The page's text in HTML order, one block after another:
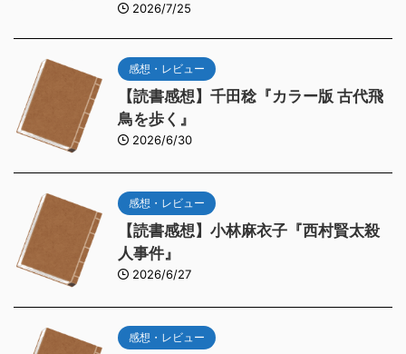
2026/7/25
感想・レビュー
【読書感想】千田稔『カラー版 古代飛
鳥を歩く』
2026/6/30
感想・レビュー
【読書感想】小林麻衣子『西村賢太殺
人事件』
2026/6/27
感想・レビュー